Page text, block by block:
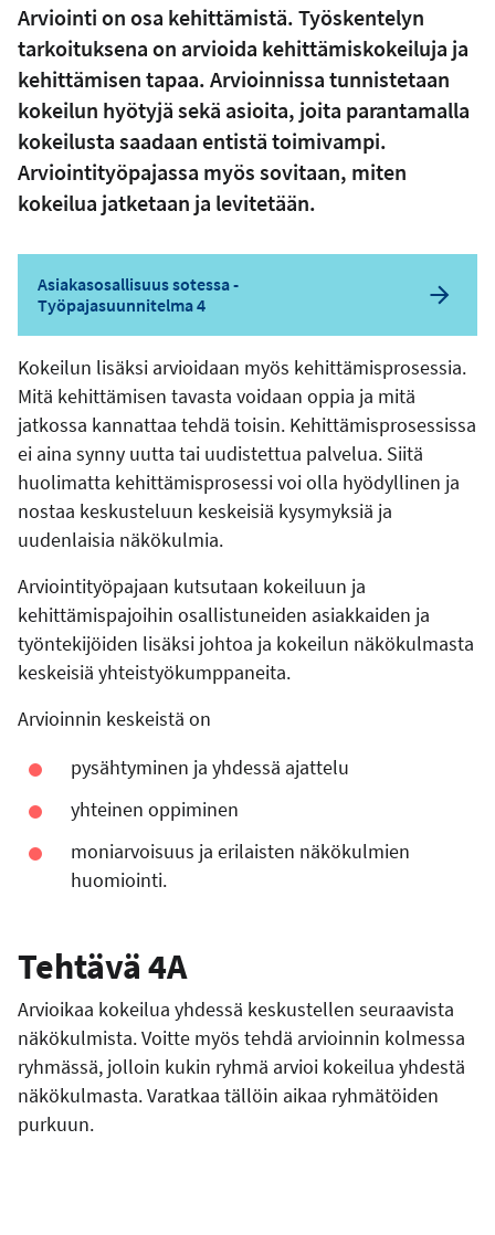
Arviointi on osa kehittämistä. Työskentelyn
tarkoituksena on arvioida kehittämiskokeiluja ja
kehittämisen tapaa. Arvioinnissa tunnistetaan
kokeilun hyötyjä sekä asioita, joita parantamalla
kokeilusta saadaan entistä toimivampi.
Arviointityöpajassa myös sovitaan, miten
kokeilua jatketaan ja levitetään.
Asiakasosallisuus sotessa -
Työpajasuunnitelma 4
Kokeilun lisäksi arvioidaan myös kehittämisprosessia.
Mitä kehittämisen tavasta voidaan oppia ja mitä
jatkossa kannattaa tehdä toisin. Kehittämisprosessissa
ei aina synny uutta tai uudistettua palvelua. Siitä
huolimatta kehittämisprosessi voi olla hyödyllinen ja
nostaa keskusteluun keskeisiä kysymyksiä ja
uudenlaisia näkökulmia.
Arviointityöpajaan kutsutaan kokeiluun ja
kehittämispajoihin osallistuneiden asiakkaiden ja
työntekijöiden lisäksi johtoa ja kokeilun näkökulmasta
keskeisiä yhteistyökumppaneita.
Arvioinnin keskeistä on
pysähtyminen ja yhdessä ajattelu
yhteinen oppiminen
moniarvoisuus ja erilaisten näkökulmien
huomiointi.
Tehtävä 4A
Arvioikaa kokeilua yhdessä keskustellen seuraavista
näkökulmista. Voitte myös tehdä arvioinnin kolmessa
ryhmässä, jolloin kukin ryhmä arvioi kokeilua yhdestä
näkökulmasta. Varatkaa tällöin aikaa ryhmätöiden
purkuun.